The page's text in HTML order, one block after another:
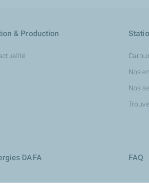
& Production
Nos
Nos
DAFA FAQ